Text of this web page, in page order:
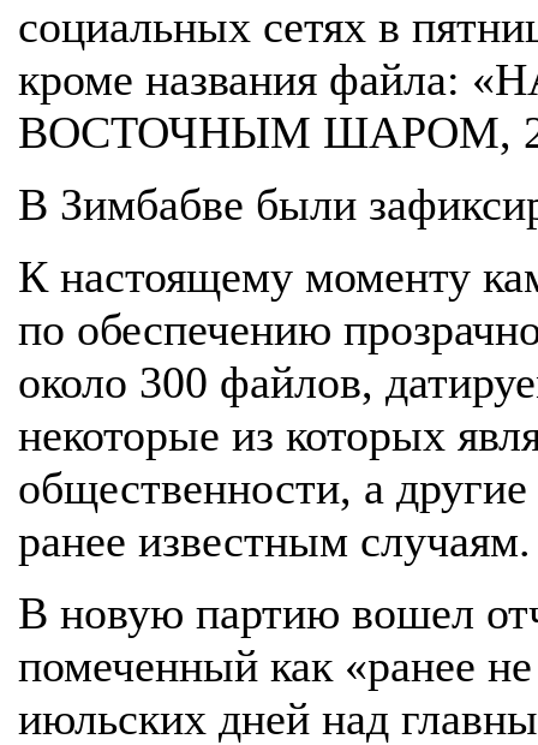
социальных сетях в
кроме названия
ВОСТОЧНЫМ ШАРОМ,
В Зимбабве были
К настоящему моменту
по обеспечению
около 300 файлов,
некоторые из которых
общественности, а
ранее известным случаям.
В новую партию вошел
помеченный как «ранее
июльских дней над